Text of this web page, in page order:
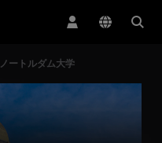
ノートルダム大学